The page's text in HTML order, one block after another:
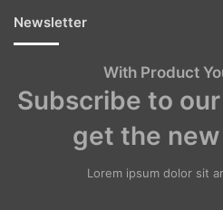
Newsletter
With Product
Subscribe to
get the
Lorem ipsum dolor sit